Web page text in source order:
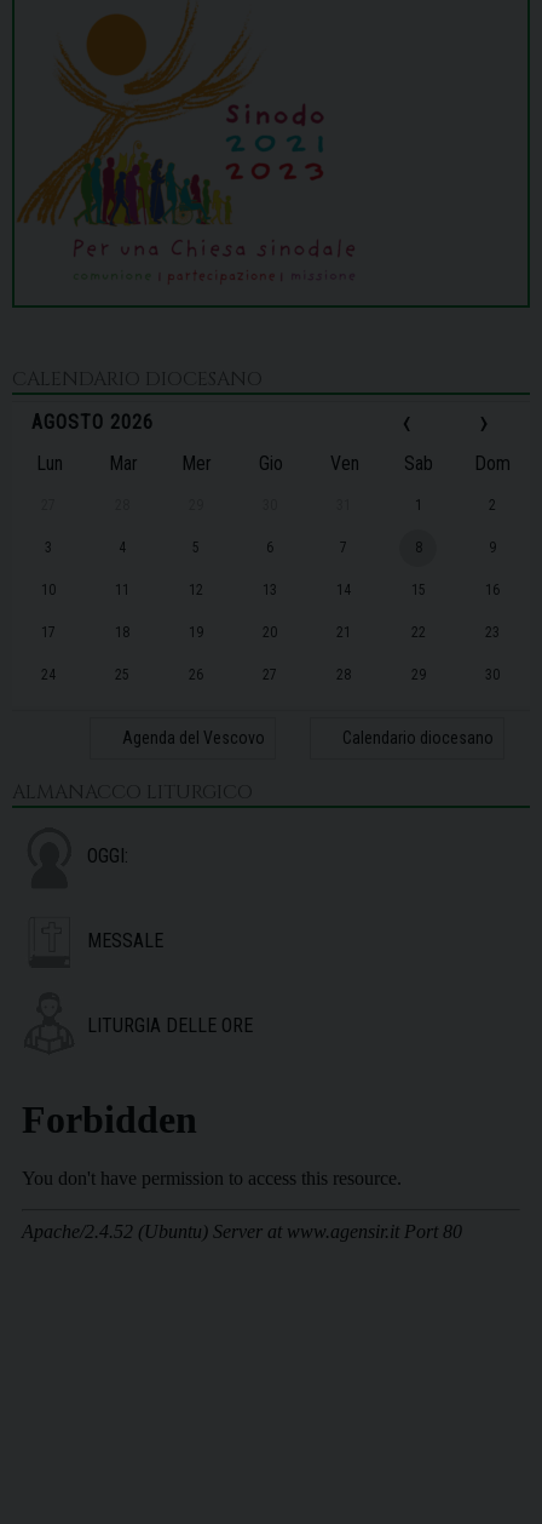
CALENDARIO DIOCESANO
‹
AGOSTO 2026 ›
Lun Mar Mer Gio Ven Sab Dom
1 2
3 4 5 6 7 8 9
10 11 12 13 14 15 16
17 18 19 20 21 22 23
24 25 26 27 28 29 30
Agenda del Vescovo Calendario diocesano
ALMANACCO LITURGICO
OGGI:
MESSALE
LITURGIA DELLE ORE